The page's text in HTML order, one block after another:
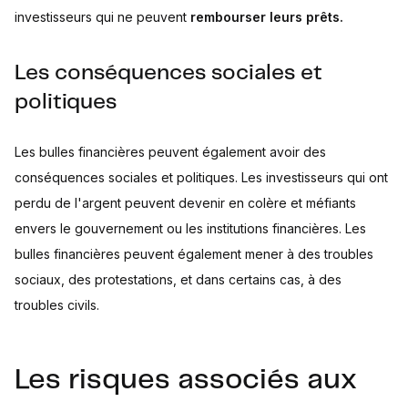
investisseurs qui ne peuvent rembourser leurs prêts.
Les conséquences sociales et
politiques
Les bulles financières peuvent également avoir des
conséquences sociales et politiques. Les investisseurs qui ont
perdu de l'argent peuvent devenir en colère et méfiants
envers le gouvernement ou les institutions financières. Les
bulles financières peuvent également mener à des troubles
sociaux, des protestations, et dans certains cas, à des
troubles civils.
Les risques associés aux